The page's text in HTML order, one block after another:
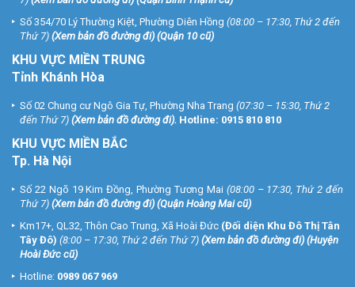
Số 354/70 Lý Thường Kiệt, Phường Diên Hồng (08:00 – 17:30, Thứ 2 đến
Thứ 7) (Xem bản đồ đường đi) (Quận 10 cũ)
KHU VỰC MIỀN TRUNG
Tỉnh Khánh Hòa
Số 02 Chung cư Ngô Gia Tự, Phường Nha Trang (07:30 – 15:30, Thứ 2
đến Thứ 7) (Xem bản đồ đường đi). Hotline: 0915 810 810
KHU VỰC MIỀN BẮC
Tp. Hà Nội
Số 22 Ngõ 19 Kim Đồng, Phường Tương Mai (08:00 – 17:30, Thứ 2 đến
Thứ 7) (Xem bản đồ đường đi) (Quận Hoàng Mai cũ)
Km17+, QL32, Thôn Cao Trung, Xã Hoài Đức (Đối diện Khu Đô Thị Tân
Tây Đô) (8:00 – 17:30, Thứ 2 đến Thứ 7) (Xem bản đồ đường đi) (Huyện
Hoài Đức cũ)
Hotline: 0989 067 969